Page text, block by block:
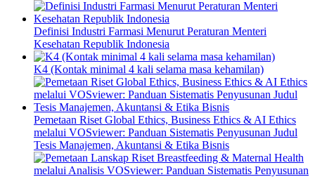
Definisi Industri Farmasi Menurut Peraturan Menteri
Kesehatan Republik Indonesia
K4 (Kontak minimal 4 kali selama masa kehamilan)
Pemetaan Riset Global Ethics, Business Ethics & AI Ethics
melalui VOSviewer: Panduan Sistematis Penyusunan Judul
Tesis Manajemen, Akuntansi & Etika Bisnis